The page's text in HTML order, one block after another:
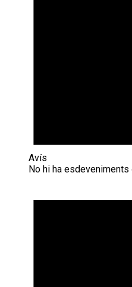
Avís
No hi ha esdeveniments